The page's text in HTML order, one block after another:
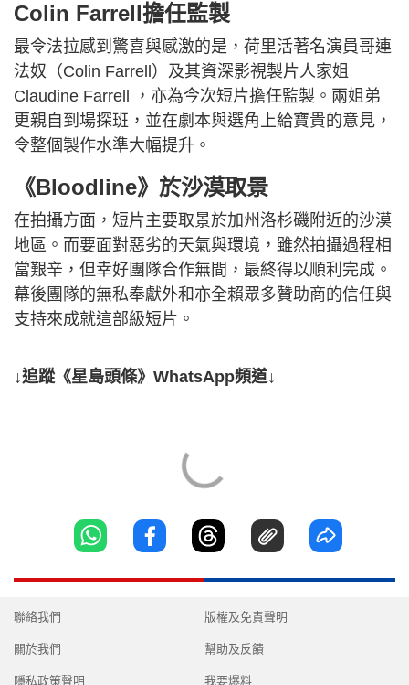
Colin Farrell擔任監製
最令法拉感到驚喜與感激的是，荷里活著名演員哥連
法奴（Colin Farrell）及其資深影視製片人家姐
Claudine Farrell ，亦為今次短片擔任監製。兩姐弟
更親自到場探班，並在劇本與選角上給寶貴的意見，
令整個製作水準大幅提升。
《Bloodline》於沙漠取景
在拍攝方面，短片主要取景於加州洛杉磯附近的沙漠
地區。而要面對惡劣的天氣與環境，雖然拍攝過程相
當艱辛，但幸好團隊合作無間，最終得以順利完成。
幕後團隊的無私奉獻外和亦全賴眾多贊助商的信任與
支持來成就這部級短片。
↓追蹤《星島頭條》WhatsApp頻道↓
聯絡我們
關於我們
隱私政策聲明
版權及免責聲明
幫助及反饋
我要爆料